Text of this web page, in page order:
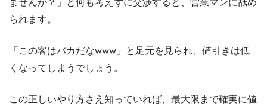
られます。
「この客はバカだなwww」と足元を見られ、値引きは低
くなってしまうでしょう。
この正しいやり方さえ知っていれば、最大限まで確実に値